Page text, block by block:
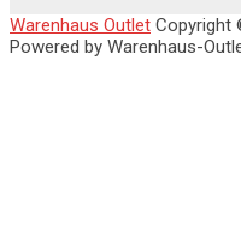
Warenhaus Outlet Copyright
Powered by Warenhaus-